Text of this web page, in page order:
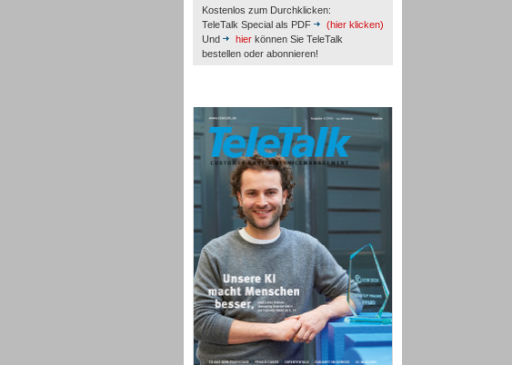
Kostenlos zum Durchklicken:
TeleTalk Special als PDF
(hier klicken)
Und
hier können Sie TeleTalk
bestellen oder abonnieren!
Inbound